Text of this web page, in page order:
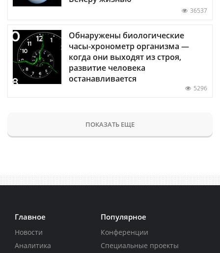
36537
Обнаружены биологические
часы-хронометр организма —
когда они выходят из строя,
развитие человека
останавливается
5296
ПОКАЗАТЬ ЕЩЕ
Главное
Новости
Аналитика
Популярное
Конференции
Специальные проекты